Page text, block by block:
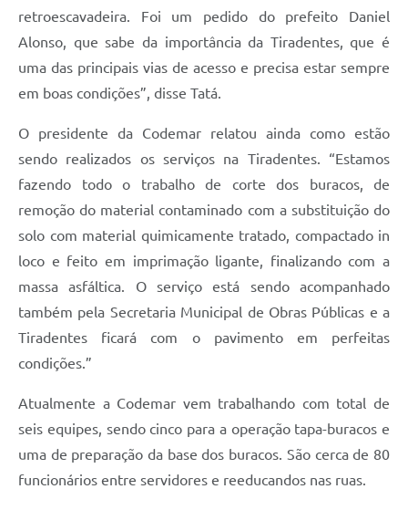
retroescavadeira. Foi um pedido do prefeito Daniel
Alonso, que sabe da importância da Tiradentes, que é
uma das principais vias de acesso e precisa estar sempre
em boas condições”, disse Tatá.
O presidente da Codemar relatou ainda como estão
sendo realizados os serviços na Tiradentes. “Estamos
fazendo todo o trabalho de corte dos buracos, de
remoção do material contaminado com a substituição do
solo com material quimicamente tratado, compactado in
loco e feito em imprimação ligante, finalizando com a
massa asfáltica. O serviço está sendo acompanhado
também pela Secretaria Municipal de Obras Públicas e a
Tiradentes ficará com o pavimento em perfeitas
condições.”
Atualmente a Codemar vem trabalhando com total de
seis equipes, sendo cinco para a operação tapa-buracos e
uma de preparação da base dos buracos. São cerca de 80
funcionários entre servidores e reeducandos nas ruas.